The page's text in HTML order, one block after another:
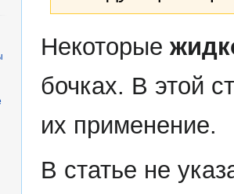
ккНекоторые
бочках. В этой
их применение.
В статье не